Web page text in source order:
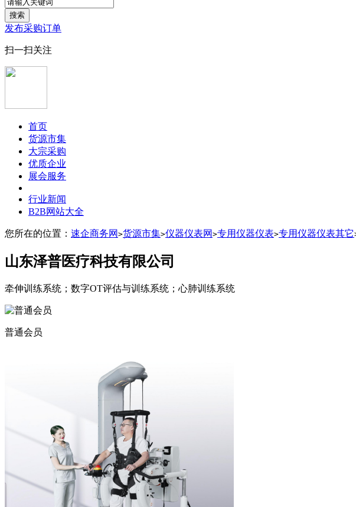
搜索
发布采购订单
扫一扫关注
首页
货源市集
大宗采购
优质企业
展会服务
行业新闻
B2B网站大全
您所在的位置： 速企商务网 >货源市集>仪器仪表网 >专用仪器仪表>专用仪器仪表其它
山东泽普医疗科技有限公司
牵伸训练系统；数字OT评估与训练系统；心肺训练系统
普通会员